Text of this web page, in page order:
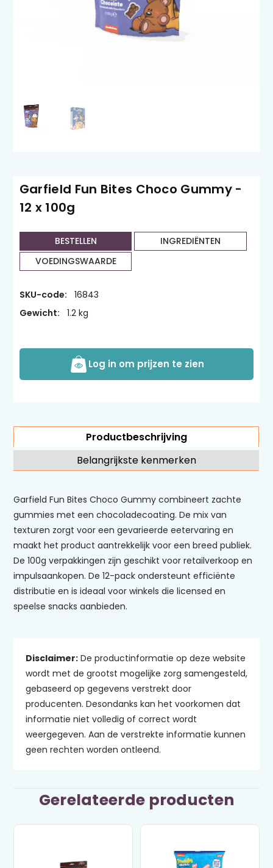
Garfield Fun Bites Choco Gummy -
12 x 100g
BESTELLEN
INGREDIËNTEN
VOEDINGSWAARDE
SKU-code:
16843
Gewicht:
1.2 kg
Log in om prijzen te zien
Productbeschrijving
Garfield Fun Bites Choco Gummy combineert zachte
gummies met een chocoladecoating. De mix van
texturen zorgt voor een gevarieerde eetervaring en
maakt het product aantrekkelijk voor een breed publiek.
De 100g verpakkingen zijn geschikt voor retailverkoop en
impulsaankopen. De 12-pack ondersteunt efficiënte
distributie en is ideaal voor winkels die licensed en
speelse snacks aanbieden.
Belangrijkste kenmerken
Disclaimer:De productinformatie op deze website
wordt met de grootst mogelijke zorg samengesteld,
gebaseerd op gegevens verstrekt door
producenten. Desondanks kan het voorkomen dat
informatie niet volledig of correct wordt
weergegeven. Aan de verstrekte informatie kunnen
geen rechten worden ontleend.
Gerelateerde producten